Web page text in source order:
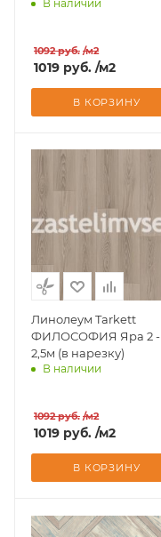
В наличии
1092 руб. /м2
1019 руб. /м2
В КОРЗИНУ
Линолеум Tarkett
ФИЛОСОФИЯ Яра 2 -
2,5м (в нарезку)
В наличии
1092 руб. /м2
1019 руб. /м2
В КОРЗИНУ